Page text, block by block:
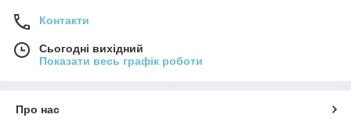
Контакти
Сьогодні вихідний
Показати весь графік роботи
Про нас